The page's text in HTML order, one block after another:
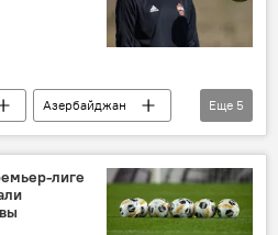
Азербайджан
Еще 5
лиге